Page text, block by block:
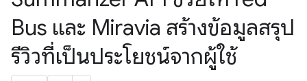
Bus และ Miravia สร้างข้อมูลสรุป
รีวิวที่เป็นประโยชน์จากผู้ใช้